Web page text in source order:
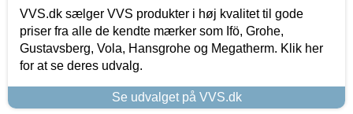
VVS.dk sælger VVS produkter i høj kvalitet til gode
priser fra alle de kendte mærker som Ifö, Grohe,
Gustavsberg, Vola, Hansgrohe og Megatherm. Klik her
for at se deres udvalg.
Se udvalget på VVS.dk